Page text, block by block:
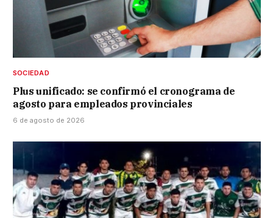
SOCIEDAD
Plus unificado: se confirmó el cronograma de
agosto para empleados provinciales
6 de agosto de 2026